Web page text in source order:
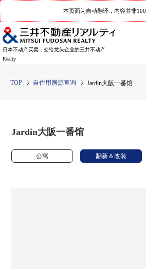
本页面为自动翻译，内容并非
日本不动产买卖，交给龙头企业的三井不动产
Realty
TOP 自住用房源查询 Jardin大阪一番馆
Jardin大阪一番馆
公寓 翻新＆改装